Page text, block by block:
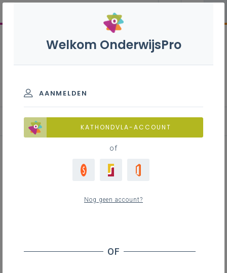
Statutenwijziging
Modelstatuten
Welkom OnderwijsPro
AANMELDEN
KATHONDVLA-ACCOUNT
of
Nog geen account?